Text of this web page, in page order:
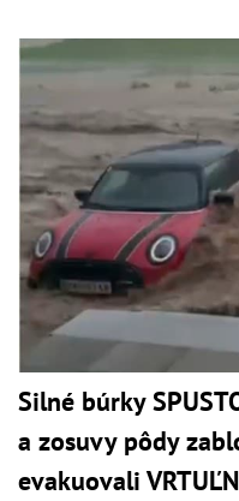
Silné búrky
a zosuvy pôdy
evakuovali